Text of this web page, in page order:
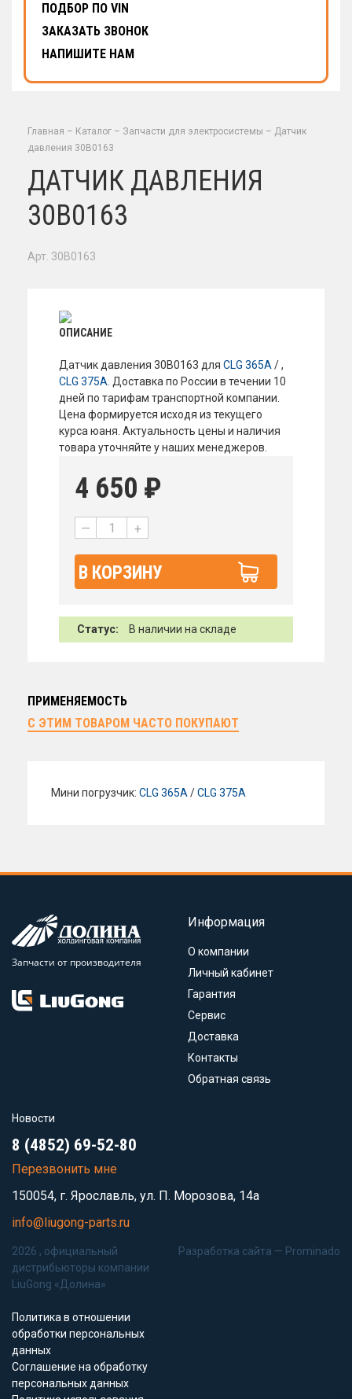
ПОДБОР ПО VIN
ЗАКАЗАТЬ ЗВОНОК
НАПИШИТЕ НАМ
Главная – Каталог – Запчасти для электросистемы – Датчик
давления 30B0163
ДАТЧИК ДАВЛЕНИЯ
30B0163
Арт. 30B0163
ОПИСАНИЕ
Датчик давления 30B0163 для CLG 365A / ,
CLG 375A . Доставка по России в течении 10
дней по тарифам транспортной компании.
Цена формируется исходя из текущего
курса юаня. Актуальность цены и наличия
товара уточняйте у наших менеджеров.
4 650 ₽
— +
В КОРЗИНУ
Статус: В наличии на складе
ПРИМЕНЯЕМОСТЬ
С ЭТИМ ТОВАРОМ ЧАСТО ПОКУПАЮТ
Мини погрузчик: CLG 365A /CLG 375A
Запчасти от производителя
Информация
О компании
Личный кабинет
Гарантия
Сервис
Доставка
Контакты
Обратная связь
Новости
8 (4852) 69-52-80
Перезвонить мне
150054, г. Ярославль, ул. П. Морозова, 14а
info@liugong-parts.ru
2026 , официальный
дистрибьюторы компании
LiuGong «Долина»
Политика в отношении
обработки персональных
данных
Соглашение на обработку
персональных данных
Разработка сайта — Prominado